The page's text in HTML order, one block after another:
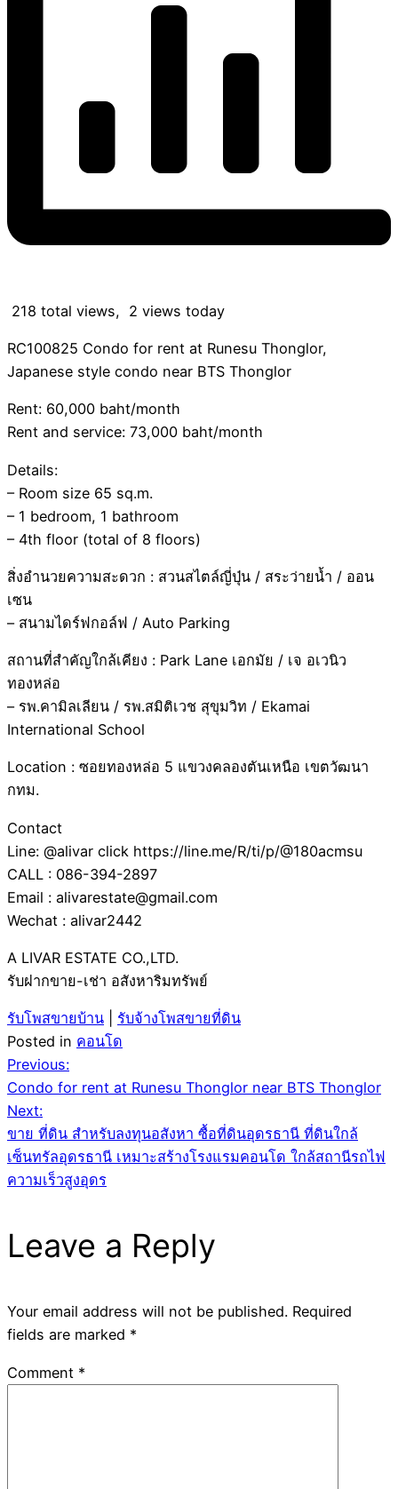
218 total views, 2 views today
RC100825 Condo for rent at Runesu Thonglor,
Japanese style condo near BTS Thonglor
Rent: 60,000 baht/month
Rent and service: 73,000 baht/month
Details:
– Room size 65 sq.m.
– 1 bedroom, 1 bathroom
– 4th floor (total of 8 floors)
สิ่งอำนวยความสะดวก : สวนสไตล์ญี่ปุ่น / สระว่ายน้ำ / ออน
เซน
– สนามไดร์ฟกอล์ฟ / Auto Parking
สถานที่สำคัญใกล้เคียง : Park Lane เอกมัย / เจ อเวนิว
ทองหล่อ
– รพ.คามิลเลียน / รพ.สมิติเวช สุขุมวิท / Ekamai
International School
Location : ซอยทองหล่อ 5 แขวงคลองตันเหนือ เขตวัฒนา
กทม.
Contact
Line: @alivar click https://line.me/R/ti/p/@180acmsu
CALL : 086-394-2897
Email : alivarestate@gmail.com
Wechat : alivar2442
A LIVAR ESTATE CO.,LTD.
รับฝากขาย-เช่า อสังหาริมทรัพย์
รับโพสขายบ้าน
รับจ้างโพสขายที่ดิน
Posted in คอนโด
Post
navigation
Previous:
Condo for rent at Runesu Thonglor near BTS Thonglor
Next:
ขาย ที่ดิน สำหรับลงทุนอสังหา ซื้อที่ดินอุดรธานี ที่ดินใกล้
เซ็นทรัลอุดรธานี เหมาะสร้างโรงแรมคอนโด ใกล้สถานีรถไฟ
ความเร็วสูงอุดร
Leave a Reply
Your email address will not be published. Required
fields are marked *
Comment *